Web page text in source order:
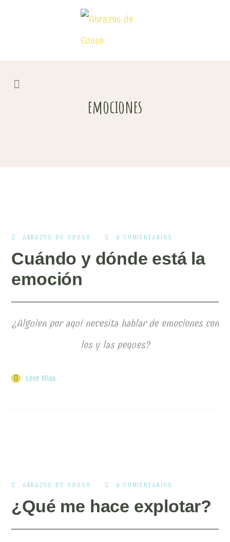
emociones
ABRAZOS DE EDUSO 0 COMENTARIOS
Cuándo y dónde está la
emoción
¿Alguien por aquí necesita hablar de emociones con
los y las peques?
Leer Más
ABRAZOS DE EDUSO 0 COMENTARIOS
¿Qué me hace explotar?